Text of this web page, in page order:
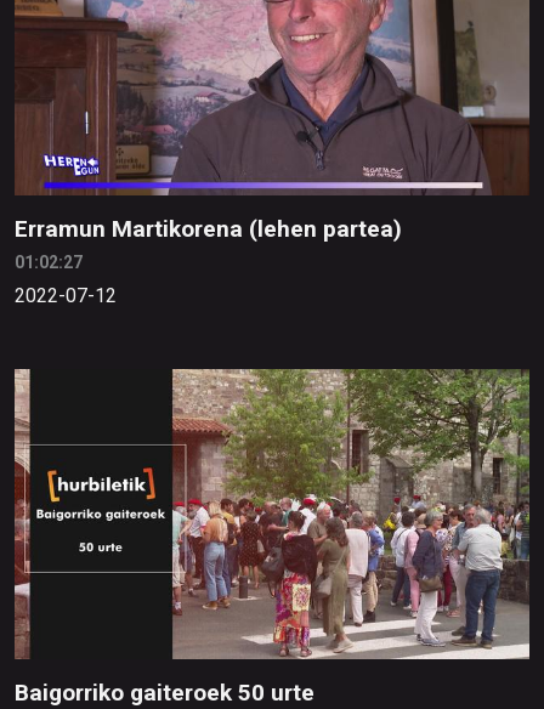
Erramun Martikorena (lehen partea)
01:02:27
2022-07-12
Baigorriko gaiteroek 50 urte